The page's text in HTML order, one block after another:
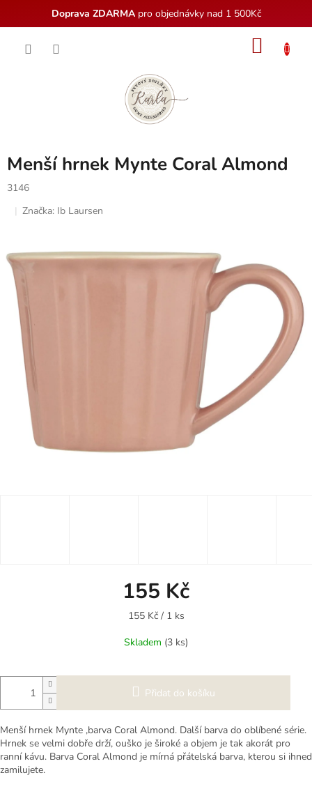
Doprava ZDARMApro objednávky nad 1 500Kč
Menší hrnek Mynte Coral Almond
3146
Značka: Ib Laursen
155 Kč
Měrná
155 Kč / 1 ks
Skladem (3 ks)
Přidat do košíku
Menší hrnek Mynte ,barva Coral Almond. Další barva do oblíbené série.
Hrnek se velmi dobře drží, ouško je široké a objem je tak akorát pro
ranní kávu. Barva Coral Almond je mírná přátelská barva, kterou si ihned
zamilujete.